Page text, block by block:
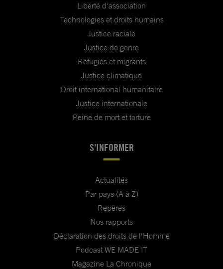
Liberté d'association
Technologies et droits humains
Justice raciale
Justice de genre
Réfugiés et migrants
Justice climatique
Droit international humanitaire
Justice internationale
Peine de mort et torture
S'INFORMER
Actualités
Par pays (A à Z)
Repères
Nos rapports
Déclaration des droits de l'Homme
Podcast WE MADE IT
Magazine La Chronique